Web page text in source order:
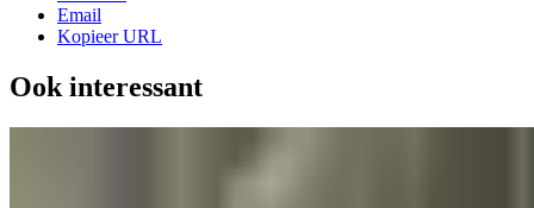
Email
Kopieer URL
Ook interessant